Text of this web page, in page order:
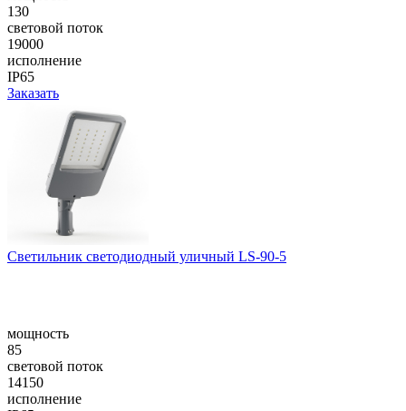
130
световой поток
19000
исполнение
IP65
Заказать
Cветильник светодиодный уличный LS-90-5
мощность
85
световой поток
14150
исполнение